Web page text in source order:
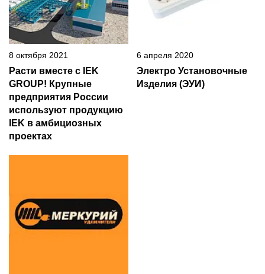
8 октября 2021
Расти вместе с IEK
GROUP! Крупные
предприятия России
используют продукцию
IEK в амбициозных
проектах
6 апреля 2020
Электро Установочные
Изделия (ЭУИ)